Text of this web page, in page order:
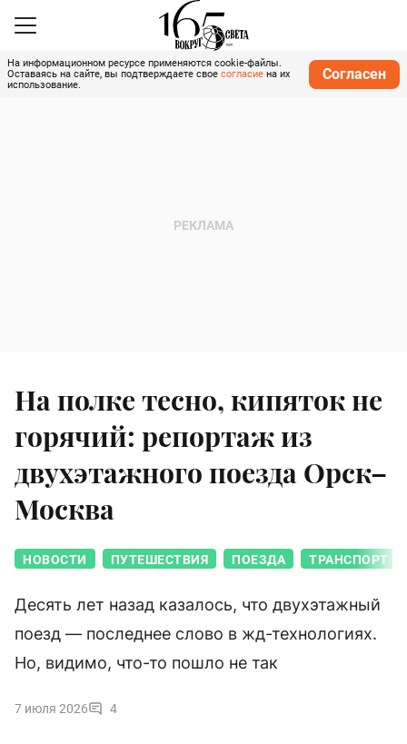
На информационном ресурсе применяются cookie-файлы.
Оставаясь на сайте, вы подтверждаете свое согласие на их
использование.
Согласен
На полке тесно, кипяток не
горячий: репортаж из
двухэтажного поезда Орск–
Москва
НОВОСТИ ПУТЕШЕСТВИЯ ПОЕЗДА ТРАНСПОРТ
Десять лет назад казалось, что двухэтажный
поезд — последнее слово в жд-технологиях.
Но, видимо, что-то пошло не так
7 июля 2026 4